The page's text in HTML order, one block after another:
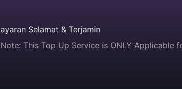
Selamat & Terjamin
This Top Up Service is ONLY Applicable